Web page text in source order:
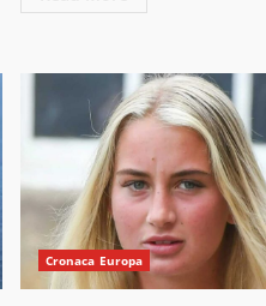
Cronaca Europa